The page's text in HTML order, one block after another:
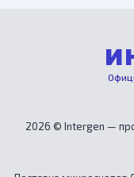
2026 © Intergen —